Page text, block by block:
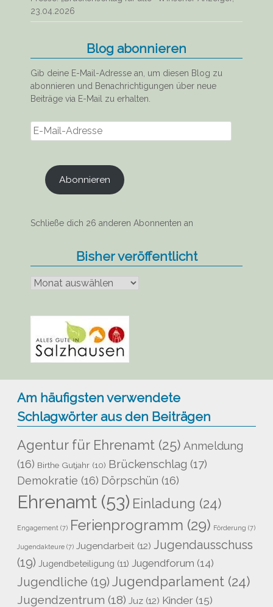
23.04.2026
Blog abonnieren
Gib deine E-Mail-Adresse an, um diesen Blog zu
abonnieren und Benachrichtigungen über neue
Beiträge via E-Mail zu erhalten.
E-
Mail-
Abonnieren
Schließe dich 26 anderen Abonnenten an
Bisher veröffentlicht
veröffentlicht
Am häufigsten verwendete
Schlagwörter aus den Beiträgen
Agentur für Ehrenamt (25) Anmeldung
(16) Birthe Gutjahr (10) Brückenschlag (17)
Demokratie (16) Dörpschün (16)
Ehrenamt (53) Einladung (24)
Engagement (7) Ferienprogramm (29) Förderung (7)
Jugendakteure (7) Jugendarbeit (12) Jugendausschuss
(19) Jugendbeteiligung (11) Jugendforum (14)
Jugendliche (19) Jugendparlament (24)
Jugendzentrum (18) Juz (12) Kinder (15)